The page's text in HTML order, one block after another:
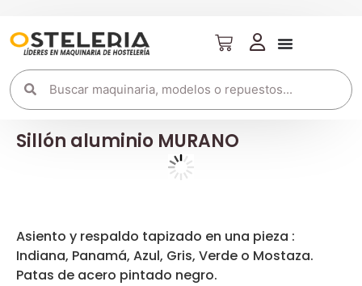
Sillón aluminio MURANO
Asiento y respaldo tapizado en una pieza :
Indiana, Panamá, Azul, Gris, Verde o Mostaza.
Patas de acero pintado negro.